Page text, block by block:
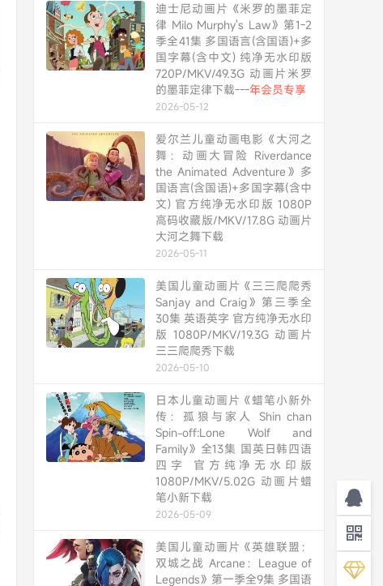
迪士尼动画片《米罗的墨菲定
律 Milo Murphy's Law》第1-2
季全41集 多国语言(含国语)+多
国字幕(含中文) 纯净无水印版
720P/MKV/49.3G 动画片米罗
的墨菲定律下载---年会员专享
2026-05-12
爱尔兰儿童动画电影《大河之
舞：动画大冒险 Riverdance
the Animated Adventure》多
国语言(含国语)+多国字幕(含中
文) 官方纯净无水印版 1080P
高码收藏版/MKV/17.8G 动画片
大河之舞下载
2026-05-11
美国儿童动画片《三三爬爬秀
Sanjay and Craig》第三季全
30集 英语英字 官方纯净无水印
版 1080P/MKV/19.3G 动画片
三三爬爬秀下载
2026-05-10
日本儿童动画片《蜡笔小新外
传：孤狼与家人 Shin chan
Spin-off:Lone Wolf and
Family》全13集 国英日韩四语
四字 官方纯净无水印版
1080P/MKV/5.02G 动画片蜡
笔小新下载
2026-05-09
美国儿童动画片《英雄联盟：
双城之战 Arcane：League of
Legends》第一季全9集 多国语